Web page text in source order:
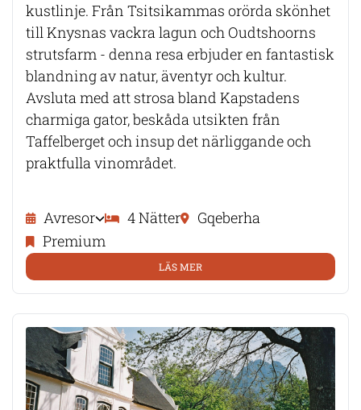
kustlinje. Från Tsitsikammas orörda skönhet
till Knysnas vackra lagun och Oudtshoorns
strutsfarm - denna resa erbjuder en fantastisk
blandning av natur, äventyr och kultur.
Avsluta med att strosa bland Kapstadens
charmiga gator, beskåda utsikten från
Taffelberget och insup det närliggande och
praktfulla vinområdet.
Avresor 4 Nätter
Gqeberha
Premium
LÄS MER